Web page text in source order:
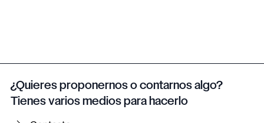
¿Quieres proponernos o contarnos algo?
Tienes varios medios para hacerlo